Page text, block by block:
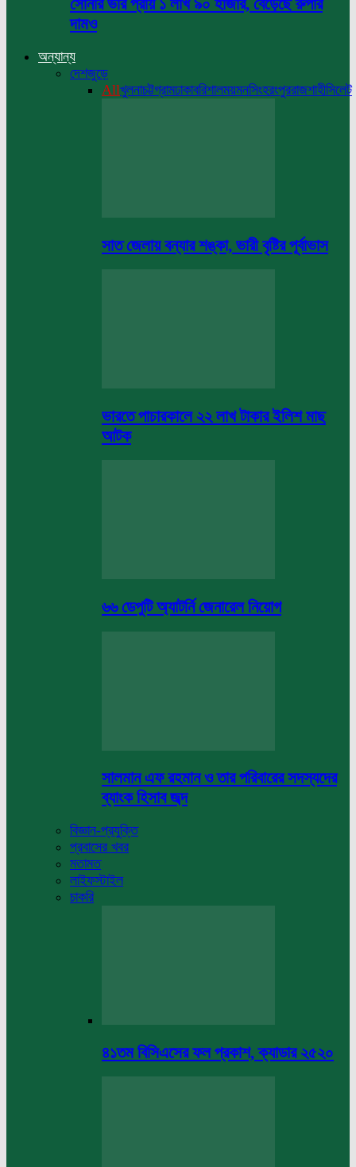
সোনার ভরি প্রায় ১ লাখ ৯০ হাজার, বেড়েছে রুপার
দামও
অন্যান্য
দেশজুড়ে
Allখুলনাচট্টগ্রামঢাকাবরিশালময়মনসিংহরংপুররাজশাহীসিলেট
সাত জেলায় বন্যার শঙ্কা, ভারী বৃষ্টির পূর্বাভাস
ভারতে পাচারকালে ২২ লাখ টাকার ইলিশ মাছ
আটক
৬৬ ডেপুটি অ্যাটর্নি জেনারেল নিয়োগ
সালমান এফ রহমান ও তার পরিবারের সদস্যদের
ব্যাংক হিসাব জব্দ
বিজ্ঞান-প্রযুক্তি
প্রবাসের খবর
মতামত
লাইফস্টাইল
চাকরি
৪১তম বিসিএসের ফল প্রকাশ, ক্যাডার ২৫২০